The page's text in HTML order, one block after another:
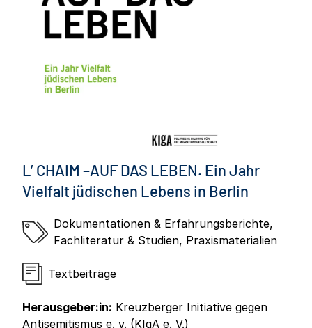
L’ CHAIM –AUF DAS LEBEN. Ein Jahr
Vielfalt jüdischen Lebens in Berlin
Dokumentationen & Erfahrungsberichte,
Fachliteratur & Studien, Praxismaterialien
Textbeiträge
Herausgeber:in: Kreuzberger Initiative gegen
Antisemitismus e. v. (KIgA e. V.)